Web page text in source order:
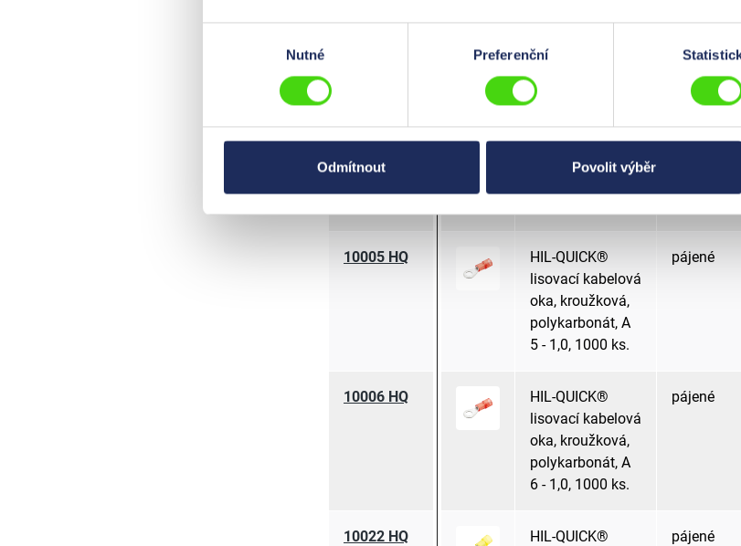
Nutné Preferenční
Odmítnout Povolit výběr
oka, kroužková,
4 - 1,0, 1000 ks.
lisovací kabelová
oka, kroužková,
10005 HQ
HIL-QUICK®
lisovací kabelová
oka, kroužková,
polykarbonát, A
5 - 1,0, 1000 ks.
pájené
10006 HQ
HIL-QUICK®
lisovací kabelová
oka, kroužková,
polykarbonát, A
6 - 1,0, 1000 ks.
pájené
10022 HQ
HIL-QUICK®
pájené